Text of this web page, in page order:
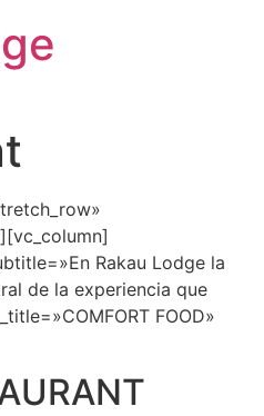
Rakau Lodge la
de la experiencia que
FOOD»